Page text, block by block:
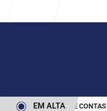
BLOQUEIO DE CONTAS DO
EM ALTA